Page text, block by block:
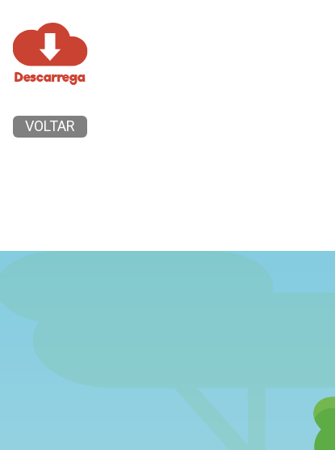
Descarrega
VOLTAR